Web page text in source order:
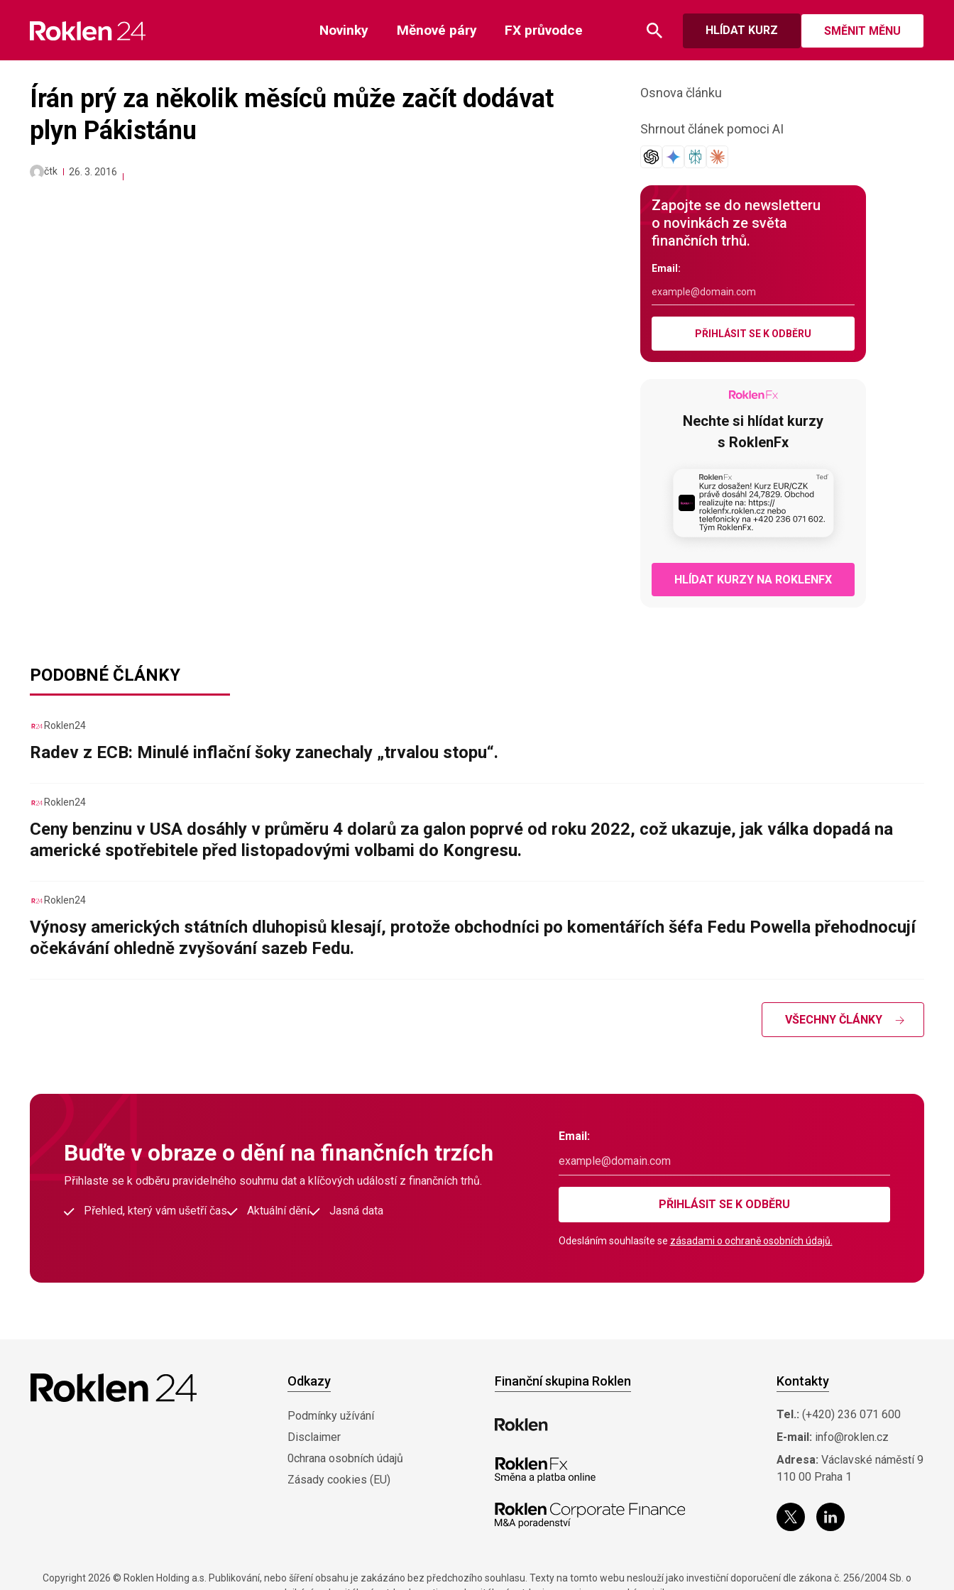
content
HLÍDAT KURZ SMĚNIT MĚNU
Novinky Měnové páry FX průvodce
Írán prý za několik měsíců může začít dodávat
plyn Pákistánu
čtk 26. 3. 2016
Osnova článku
Shrnout článek pomoci AI
Zapojte se do newsletteru
o novinkách ze světa
finančních trhů.
Email:
PŘIHLÁSIT SE K ODBĚRU
Nechte si hlídat kurzy
s RoklenFx
HLÍDAT KURZY NA ROKLENFX
PODOBNÉ ČLÁNKY
Roklen24
Radev z ECB: Minulé inflační šoky zanechaly „trvalou stopu“.
Roklen24
Ceny benzinu v USA dosáhly v průměru 4 dolarů za galon poprvé od roku 2022, což ukazuje, jak válka dopadá na
americké spotřebitele před listopadovými volbami do Kongresu.
Roklen24
Výnosy amerických státních dluhopisů klesají, protože obchodníci po komentářích šéfa Fedu Powella přehodnocují
očekávání ohledně zvyšování sazeb Fedu.
VŠECHNY ČLÁNKY
Buďte v obraze o dění na finančních trzích
Přihlaste se k odběru pravidelného souhrnu dat a klíčových událostí z finančních trhů.
Přehled, který vám ušetří čas Aktuální dění Jasná data
Email:
PŘIHLÁSIT SE K ODBĚRU
Odesláním souhlasíte se zásadami o ochraně osobních údajů.
Odkazy
Podmínky užívání
Disclaimer
0chrana osobních údajů
Zásady cookies (EU)
Finanční skupina Roklen Kontakty
Tel.: (+420) 236 071 600
E-mail: info@roklen.cz
Adresa: Václavské náměstí 9
110 00 Praha 1
Copyright 2026 © Roklen Holding a.s. Publikování, nebo šíření obsahu je zakázáno bez předchozího souhlasu. Texty na tomto webu neslouží jako investiční doporučení dle zákona č. 256/2004 Sb. o